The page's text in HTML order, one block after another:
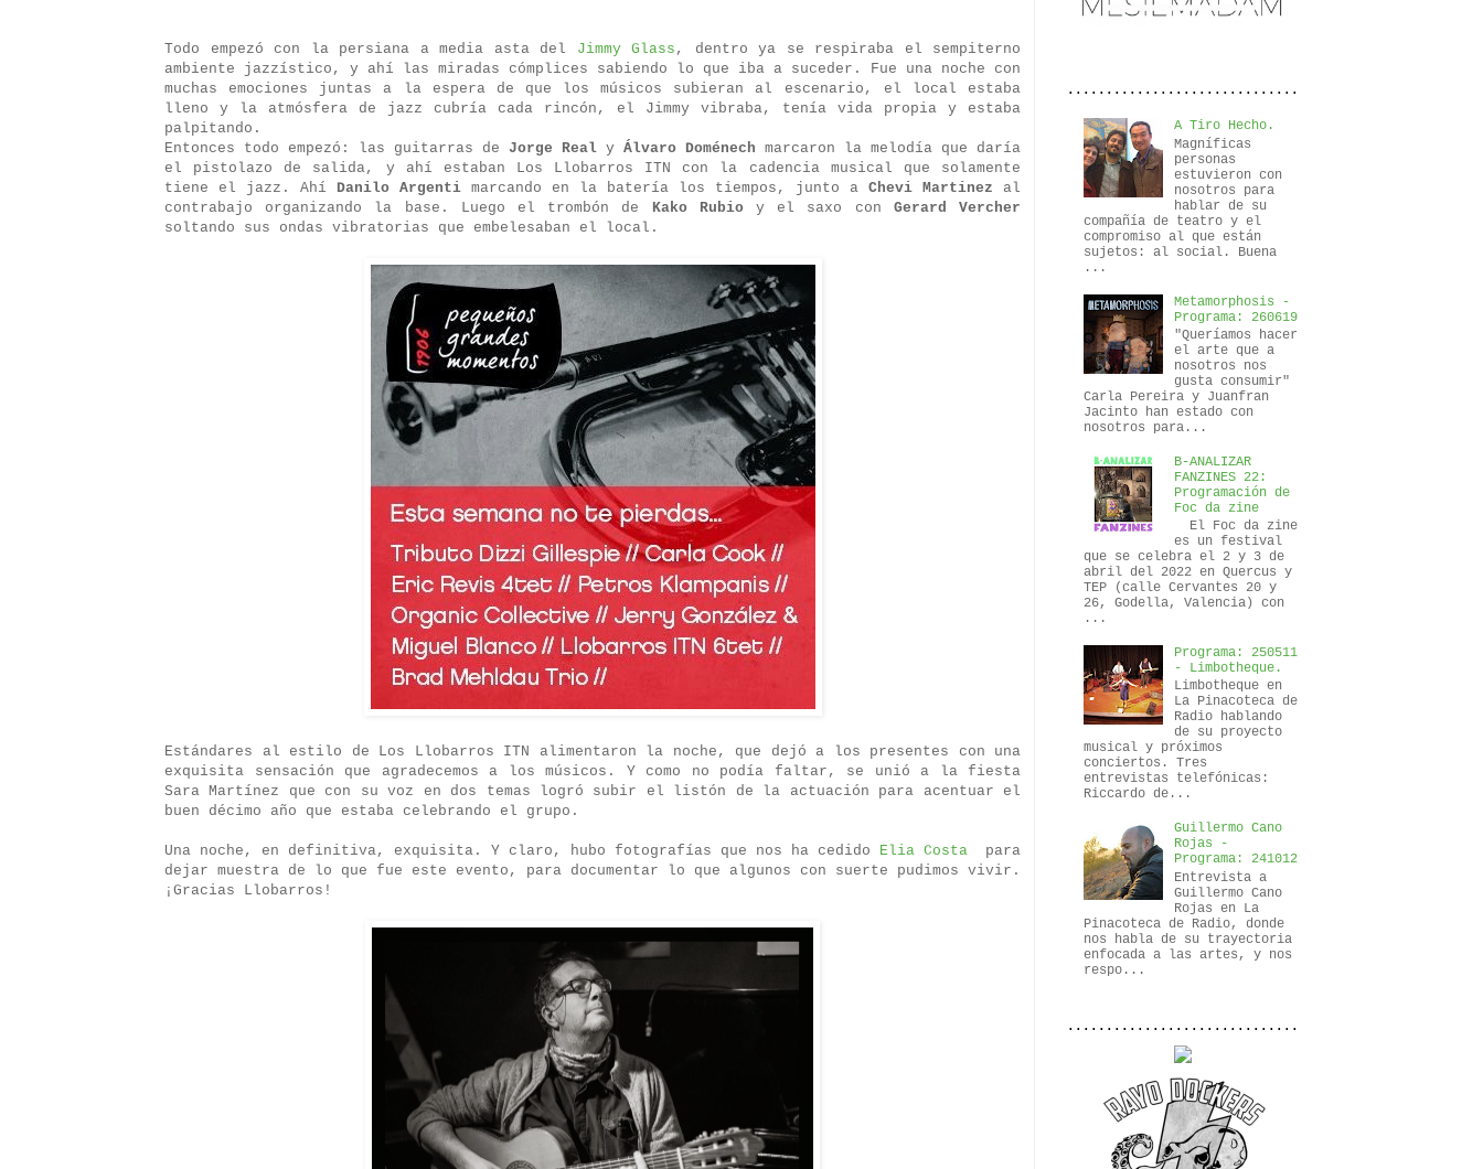
Todo empezó con la persiana a media asta del Jimmy Glass , dentro ya se respiraba el sempiterno
ambiente jazzístico, y ahí las miradas cómplices sabiendo lo que iba a suceder. Fue una noche con
muchas emociones juntas a la espera de que los músicos subieran al escenario, el local estaba
lleno y la atmósfera de jazz cubría cada rincón, el Jimmy vibraba, tenía vida propia y estaba
palpitando.
Entonces todo empezó: las guitarras de Jorge Real y Álvaro Doménech marcaron la melodía que daría
el pistolazo de salida, y ahí estaban Los Llobarros ITN con la cadencia musical que solamente
tiene el jazz. Ahí Danilo Argenti marcando en la batería los tiempos, junto a Chevi Martinez al
contrabajo organizando la base. Luego el trombón de Kako Rubioy el saxo con Gerard Vercher
soltando sus ondas vibratorias que embelesaban el local.
Estándares al estilo de Los Llobarros ITN alimentaron la noche, que dejó a los presentes con una
exquisita sensación que agradecemos a los músicos. Y como no podía faltar, se unió a la fiesta
Sara Martínez que con su voz en dos temas logró subir el listón de la actuación para acentuar el
buen décimo año que estaba celebrando el grupo.
Una noche, en definitiva, exquisita. Y claro, hubo fotografías que nos ha cedido Elia Costa para
dejar muestra de lo que fue este evento, para documentar lo que algunos con suerte pudimos vivir.
¡Gracias Llobarros!
..............................
A Tiro Hecho.
Magníficas
personas
estuvieron con
nosotros para
hablar de su
compañía de teatro y el
compromiso al que están
sujetos: al social. Buena
...
Metamorphosis -
Programa: 260619
"Queríamos hacer
el arte que a
nosotros nos
gusta consumir"
Carla Pereira y Juanfran
Jacinto han estado con
nosotros para...
B-ANALIZAR
FANZINES 22:
Programación de
Foc da zine
El Foc da zine
es un festival
que se celebra el 2 y 3 de
abril del 2022 en Quercus y
TEP (calle Cervantes 20 y
26, Godella, Valencia) con
...
Programa: 250511
- Limbotheque.
Limbotheque en
La Pinacoteca de
Radio hablando
de su proyecto
musical y próximos
conciertos. Tres
entrevistas telefónicas:
Riccardo de...
Guillermo Cano
Rojas -
Programa: 241012
Entrevista a
Guillermo Cano
Rojas en La
Pinacoteca de Radio, donde
nos habla de su trayectoria
enfocada a las artes, y nos
respo...
..............................